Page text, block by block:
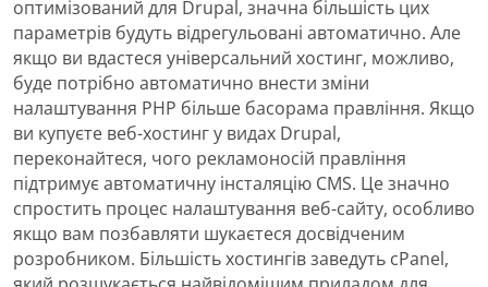
оптимізований для Drupal, значна більшість цих
параметрів будуть відрегульовані автоматично. Але
якщо ви вдастеся універсальний хостинг, можливо,
буде потрібно автоматично внести зміни
налаштування PHP більше басорама правління. Якщо
ви купуєте веб-хостинг у видах Drupal,
переконайтеся, чого рекламоносій правління
підтримує автоматичну інсталяцію CMS. Це значно
спростить процес налаштування веб-сайту, особливо
якщо вам позбавляти шукаєтеся досвідченим
розробником. Більшість хостингів заведуть cPanel,